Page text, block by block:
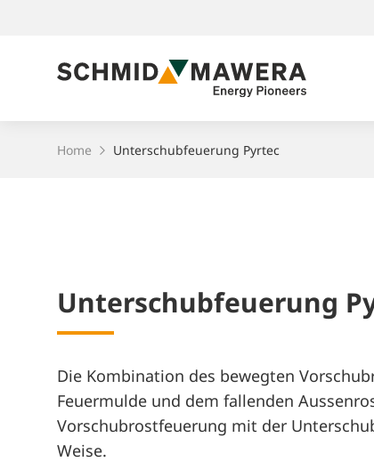
Suchfeld
Breadcrumb-Navigation
Home Unterschubfeuerung Pyrtec
Un­ter­schub­feue­rung
Die Kombination des bewegten
Feuermulde und dem fallenden
Vorschubrostfeuerung mit der
Weise.